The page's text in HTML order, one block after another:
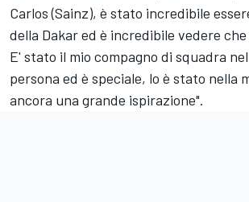
Carlos (Sainz), è stato incredibile
della Dakar ed è incredibile vedere
E' stato il mio compagno di squadra
persona ed è speciale, lo è stato nella
ancora una grande ispirazione".